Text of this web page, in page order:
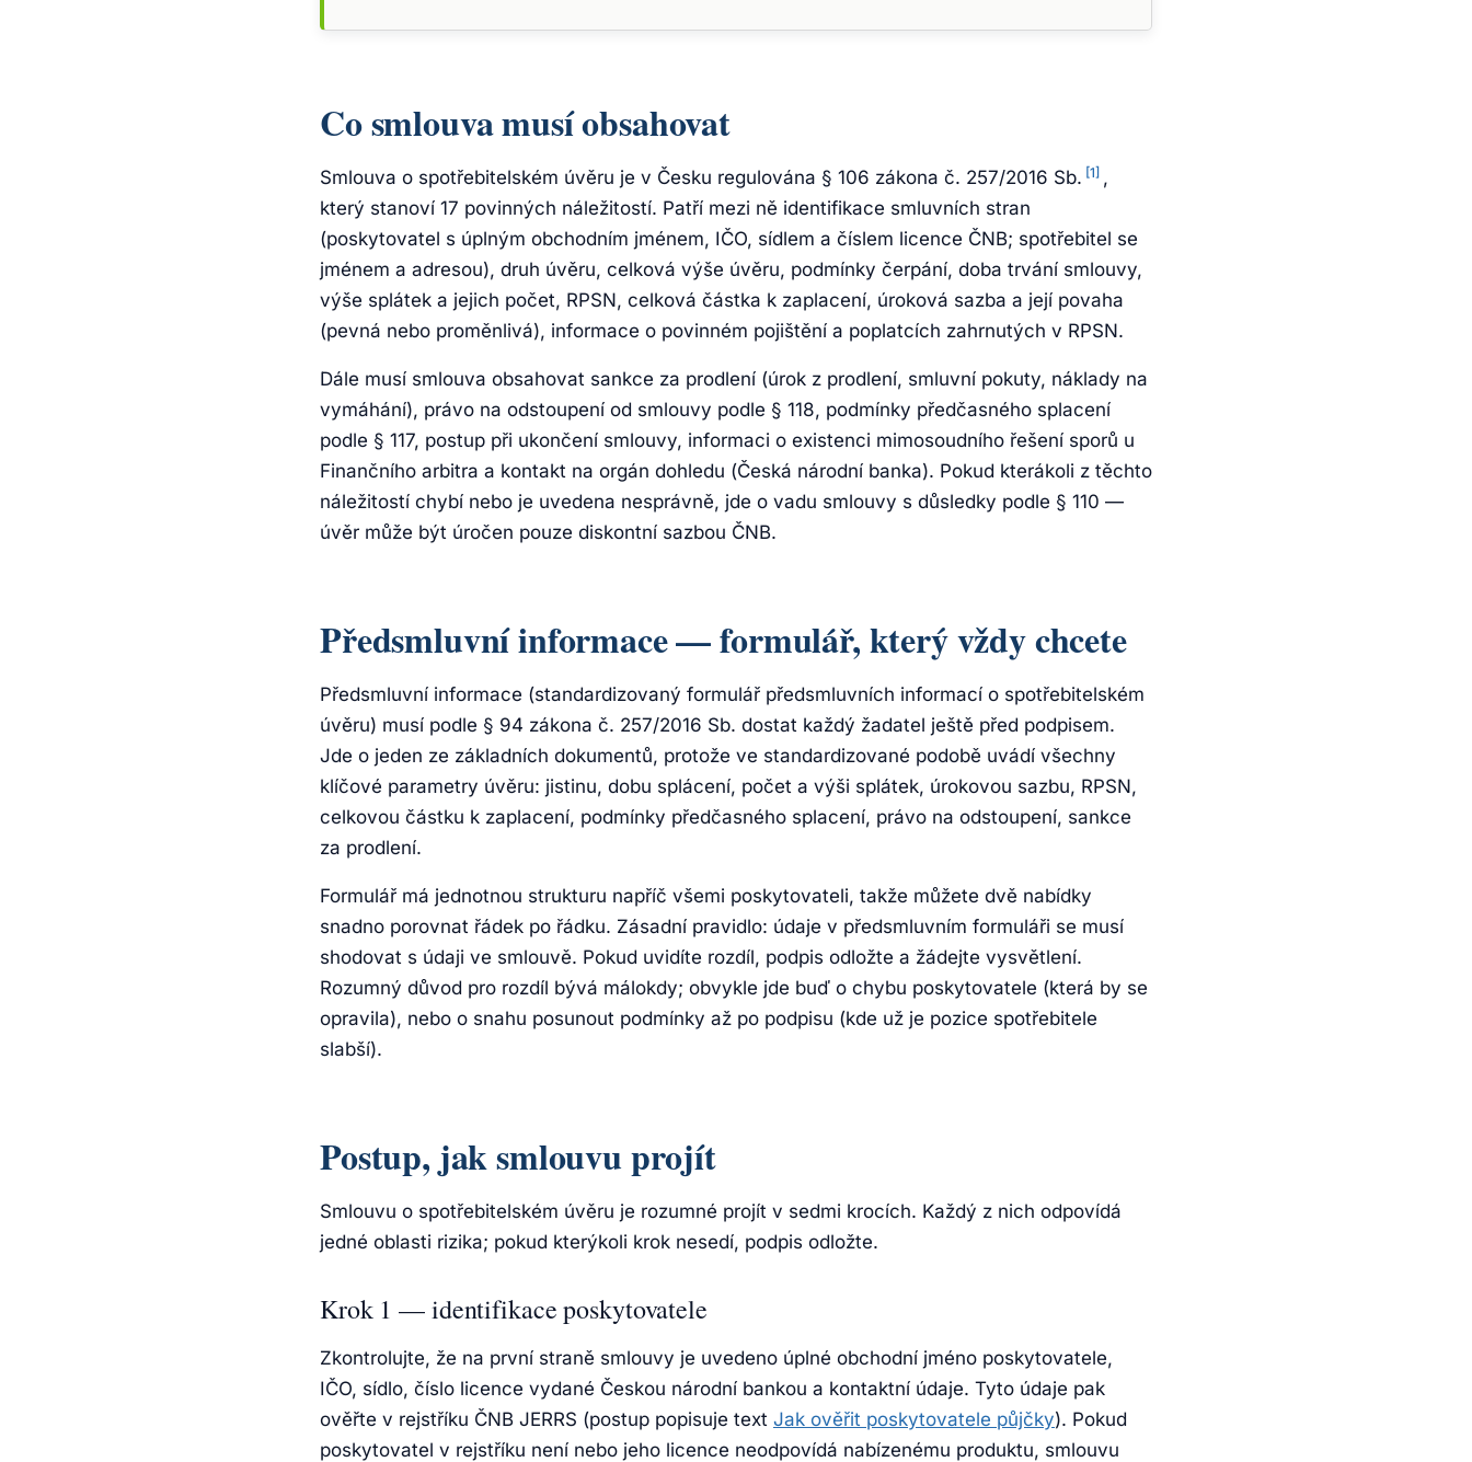
Co smlouva musí obsahovat
Smlouva o spotřebitelském úvěru je v Česku regulována § 106 zákona č. 257/2016 Sb. [1] ,
který stanoví 17 povinných náležitostí. Patří mezi ně identifikace smluvních stran
(poskytovatel s úplným obchodním jménem, IČO, sídlem a číslem licence ČNB; spotřebitel se
jménem a adresou), druh úvěru, celková výše úvěru, podmínky čerpání, doba trvání smlouvy,
výše splátek a jejich počet, RPSN, celková částka k zaplacení, úroková sazba a její povaha
(pevná nebo proměnlivá), informace o povinném pojištění a poplatcích zahrnutých v RPSN.
Dále musí smlouva obsahovat sankce za prodlení (úrok z prodlení, smluvní pokuty, náklady na
vymáhání), právo na odstoupení od smlouvy podle § 118, podmínky předčasného splacení
podle § 117, postup při ukončení smlouvy, informaci o existenci mimosoudního řešení sporů u
Finančního arbitra a kontakt na orgán dohledu (Česká národní banka). Pokud kterákoli z těchto
náležitostí chybí nebo je uvedena nesprávně, jde o vadu smlouvy s důsledky podle § 110 —
úvěr může být úročen pouze diskontní sazbou ČNB.
Předsmluvní informace — formulář, který vždy chcete
Předsmluvní informace (standardizovaný formulář předsmluvních informací o spotřebitelském
úvěru) musí podle § 94 zákona č. 257/2016 Sb. dostat každý žadatel ještě před podpisem.
Jde o jeden ze základních dokumentů, protože ve standardizované podobě uvádí všechny
klíčové parametry úvěru: jistinu, dobu splácení, počet a výši splátek, úrokovou sazbu, RPSN,
celkovou částku k zaplacení, podmínky předčasného splacení, právo na odstoupení, sankce
za prodlení.
Formulář má jednotnou strukturu napříč všemi poskytovateli, takže můžete dvě nabídky
snadno porovnat řádek po řádku. Zásadní pravidlo: údaje v předsmluvním formuláři se musí
shodovat s údaji ve smlouvě. Pokud uvidíte rozdíl, podpis odložte a žádejte vysvětlení.
Rozumný důvod pro rozdíl bývá málokdy; obvykle jde buď o chybu poskytovatele (která by se
opravila), nebo o snahu posunout podmínky až po podpisu (kde už je pozice spotřebitele
slabší).
Postup, jak smlouvu projít
Smlouvu o spotřebitelském úvěru je rozumné projít v sedmi krocích. Každý z nich odpovídá
jedné oblasti rizika; pokud kterýkoli krok nesedí, podpis odložte.
Krok 1 — identifikace poskytovatele
Zkontrolujte, že na první straně smlouvy je uvedeno úplné obchodní jméno poskytovatele,
IČO, sídlo, číslo licence vydané Českou národní bankou a kontaktní údaje. Tyto údaje pak
ověřte v rejstříku ČNB JERRS (postup popisuje text Jak ověřit poskytovatele půjčky). Pokud
poskytovatel v rejstříku není nebo jeho licence neodpovídá nabízenému produktu, smlouvu